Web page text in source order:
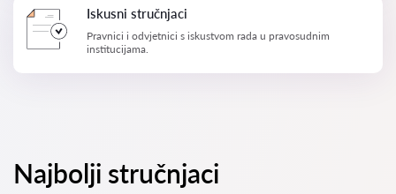
Iskusni stručnjaci
Pravnici i odvjetnici s iskustvom rada u pravosudnim
institucijama.
Najbolji stručnjaci